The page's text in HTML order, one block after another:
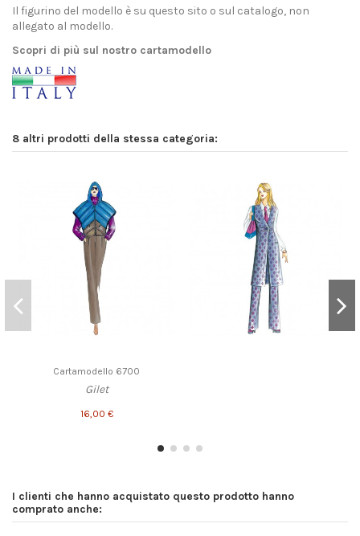
Il figurino del modello è su questo sito o sul catalogo, non
allegato al modello.
Scopri di più sul nostro cartamodello
8 altri prodotti della stessa categoria:
Cartamodello 6700
Gilet
16,00 €
I clienti che hanno acquistato questo prodotto hanno
comprato anche: